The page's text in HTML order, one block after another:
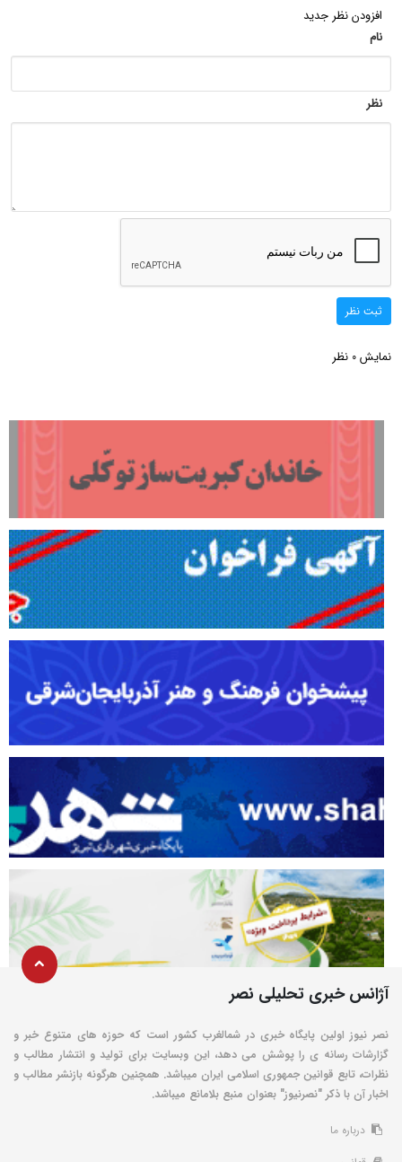
افزودن نظر جدید
نام
نظر
ثبت نظر
نمایش 0 نظر
آژانس خبری تحلیلی نصر
نصر نیوز اولین پایگاه خبری در شمالغرب کشور است که حوزه های متنوع خبر و
گزارشات رسانه ی را پوشش می دهد، این وبسایت برای تولید و انتشار مطالب و
نظرات، تابع قوانین جمهوری اسلامی ایران میباشد. همچنین هرگونه بازنشر مطالب و
اخبار آن با ذکر "نصرنیوز" بعنوان منبع بلامانع میباشد.
درباره ما